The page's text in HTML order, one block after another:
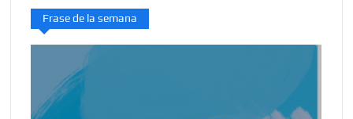
Frase de la semana